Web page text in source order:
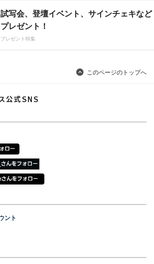
試写会、登壇イベント、サインチェキなど
プレゼント！
プレゼント特集
このページのトップへ
ント